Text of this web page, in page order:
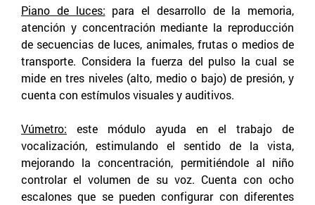
Piano de luces: para el desarrollo de la memoria,
atención y concentración mediante la reproducción
de secuencias de luces, animales, frutas o medios de
transporte. Considera la fuerza del pulso la cual se
mide en tres niveles (alto, medio o bajo) de presión, y
cuenta con estímulos visuales y auditivos.
Vúmetro: este módulo ayuda en el trabajo de
vocalización, estimulando el sentido de la vista,
mejorando la concentración, permitiéndole al niño
controlar el volumen de su voz. Cuenta con ocho
escalones que se pueden configurar con diferentes